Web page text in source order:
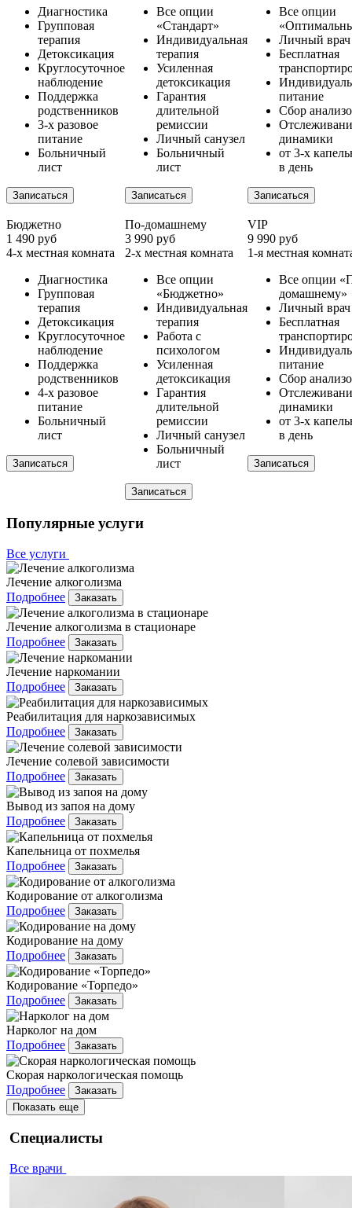
Диагностика
Групповая
терапия
Детоксикация
Круглосуточное
наблюдение
Поддержка
родственников
3-х разовое
питание
Больничный
лист
Записаться
Все опции
«Стандарт»
Индивидуальная
терапия
Усиленная
детоксикация
Гарантия
длительной
ремиссии
Личный санузел
Больничный
лист
Записаться
Все опции
Личный врач
Бесплатная
питание
Сбор
динамики
от 3-х
в день
Записаться
Бюджетно
1 490 руб
4-х местная комната
Диагностика
Групповая
терапия
Детоксикация
Круглосуточное
наблюдение
Поддержка
родственников
4-х разовое
питание
Больничный
лист
Записаться
По-домашнему
3 990 руб
2-х местная комната
Все опции
«Бюджетно»
Индивидуальная
терапия
Работа с
психологом
Усиленная
детоксикация
Гарантия
длительной
ремиссии
Личный санузел
Больничный
лист
Записаться
VIP
9 990 руб
1-я местная
Все опции
домашнему»
Личный врач
Бесплатная
питание
Сбор
динамики
от 3-х
в день
Записаться
Популярные услуги
Все услуги
Лечение алкоголизма
Подробнее
Заказать
Лечение алкоголизма в стационаре
Подробнее
Заказать
Лечение наркомании
Подробнее
Заказать
Реабилитация для наркозависимых
Подробнее
Заказать
Лечение солевой зависимости
Подробнее
Заказать
Вывод из запоя на дому
Подробнее
Заказать
Капельница от похмелья
Подробнее
Заказать
Кодирование от алкоголизма
Подробнее
Заказать
Кодирование на дому
Подробнее
Заказать
Кодирование «Торпедо»
Подробнее
Заказать
Нарколог на дом
Подробнее
Заказать
Скорая наркологическая помощь
Подробнее
Заказать
Показать еще
Специалисты
Все врачи